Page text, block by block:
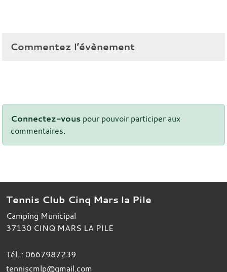
Commentez l’évènement
Connectez-vous pour pouvoir participer aux
commentaires.
Tennis Club Cinq Mars la Pile
Camping Municipal
37130 CINQ MARS LA PILE
Tél. : 0667987239
tenniscmlp@gmail.com